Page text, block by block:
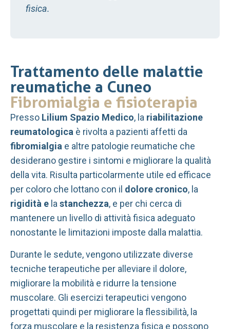
fisica.
Trattamento delle malattie
reumatiche a Cuneo
Fibromialgia e fisioterapia
Presso Lilium Spazio Medico, la riabilitazione
reumatologica è rivolta a pazienti affetti da
fibromialgia e altre patologie reumatiche che
desiderano gestire i sintomi e migliorare la qualità
della vita. Risulta particolarmente utile ed efficace
per coloro che lottano con il dolore cronico, la
rigidità e lastanchezza, e per chi cerca di
mantenere un livello di attività fisica adeguato
nonostante le limitazioni imposte dalla malattia.
Durante le sedute, vengono utilizzate diverse
tecniche terapeutiche per alleviare il dolore,
migliorare la mobilità e ridurre la tensione
muscolare. Gli esercizi terapeutici vengono
progettati quindi per migliorare la flessibilità, la
forza muscolare e la resistenza fisica e possono